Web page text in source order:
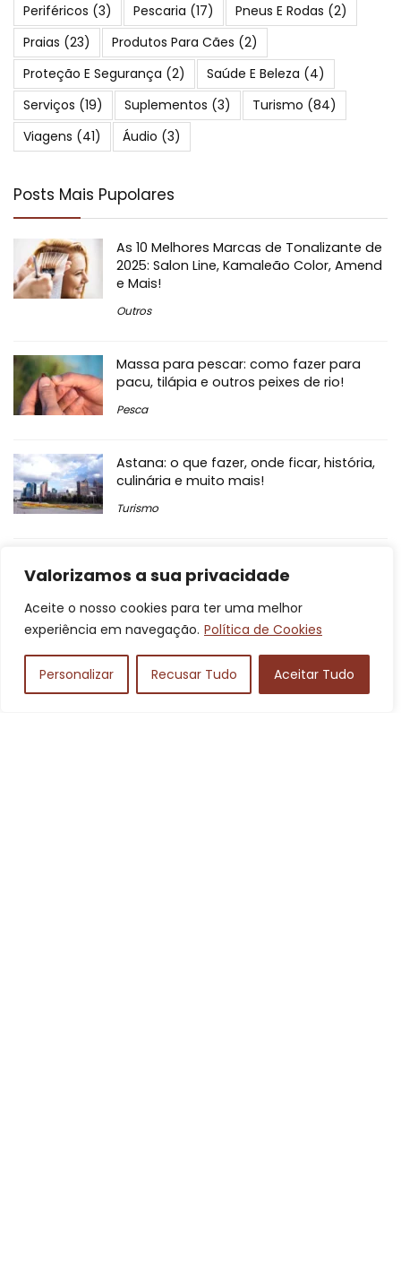
Valorizamos a sua privacidade
Aceite o nosso cookies para ter uma melhor
experiência em navegação. Política de Cookies
Personalizar Recusar Tudo Aceitar Tudo
Periféricos (3) Pescaria (17) Pneus E Rodas (2)
Praias (23) Produtos Para Cães (2)
Proteção E Segurança (2) Saúde E Beleza (4)
Serviços (19) Suplementos (3) Turismo (84)
Viagens (41) Áudio (3)
Posts Mais Pupolares
As 10 Melhores Marcas de Tonalizante de
2025: Salon Line, Kamaleão Color, Amend
e Mais!
Outros
Massa para pescar: como fazer para
pacu, tilápia e outros peixes de rio!
Pesca
Astana: o que fazer, onde ficar, história,
culinária e muito mais!
Turismo
baratos, melhores e mais!
Turismo
Hornet 2021: preço, ficha técnica e
desempenho da nova moto Honda!